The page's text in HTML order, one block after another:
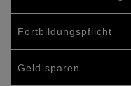
Fortbildungspflicht
Geld sparen